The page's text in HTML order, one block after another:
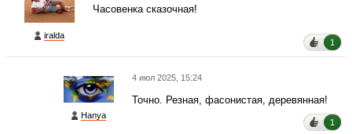
iralda
Часовенка сказочная!
1
Hanya
4 июл 2025, 15:24
Точно. Резная, фасонистая, деревянная!
1